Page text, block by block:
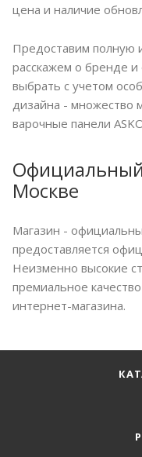
цена и наличие
Предоставим полную
расскажем о бренде
выбрать с учетом
дизайна - множество
варочные панели
Официальный
Москве
Магазин -
предоставляется
Неизменно высокие
премиальное
интернет-магазина.